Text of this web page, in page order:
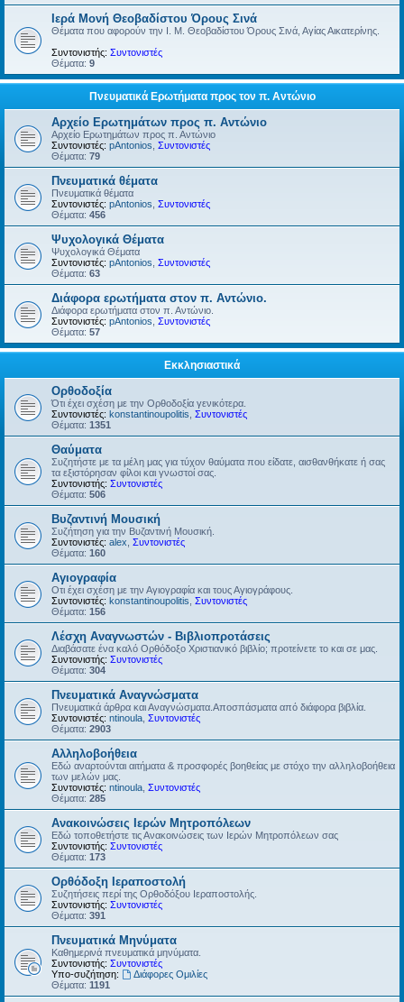
Ιερά Μονή Θεοβαδίστου Όρους Σινά
Θέματα που αφορούν την Ι. Μ. Θεοβαδίστου Όρους Σινά, Αγίας Αικατερίνης.
Συντονιστής: Συντονιστές
Θέματα: 9
Πνευματικά Ερωτήματα προς τον π. Αντώνιο
Αρχείο Ερωτημάτων προς π. Αντώνιο
Αρχείο Ερωτημάτων προς π. Αντώνιο
Συντονιστές: pAntonios Συντονιστές
Θέματα: 79
Πνευματικά θέματα
Πνευματικά θέματα
Συντονιστές: pAntonios Συντονιστές
Θέματα: 456
Ψυχολογικά Θέματα
Ψυχολογικά Θέματα
Συντονιστές: pAntonios Συντονιστές
Θέματα: 63
Διάφορα ερωτήματα στον π. Αντώνιο.
Διάφορα ερωτήματα στον π. Αντώνιο.
Συντονιστές: pAntonios Συντονιστές
Θέματα: 57
Εκκλησιαστικά
Ορθοδοξία
Ότι έχει σχέση με την Ορθοδοξία γενικότερα.
Συντονιστές: konstantinoupolitis Συντονιστές
Θέματα: 1351
Θαύματα
Συζητήστε με τα μέλη μας για τύχον θαύματα που είδατε, αισθανθήκατε ή σας
τα εξιστόρησαν φίλοι και γνωστοί σας.
Συντονιστής: Συντονιστές
Θέματα: 506
Βυζαντινή Μουσική
Συζήτηση για την Βυζαντινή Μουσική.
Συντονιστές: alex Συντονιστές
Θέματα: 160
Αγιογραφία
Οτι έχει σχέση με την Αγιογραφία και τους Αγιογράφους.
Συντονιστές: konstantinoupolitis Συντονιστές
Θέματα: 156
Λέσχη Αναγνωστών - Βιβλιοπροτάσεις
Διαβάσατε ένα καλό Ορθόδοξο Χριστιανικό βιβλίο; προτείνετε το και σε μας.
Συντονιστής: Συντονιστές
Θέματα: 304
Πνευματικά Αναγνώσματα
Πνευματικά άρθρα και Αναγνώσματα.Αποσπάσματα από διάφορα βιβλία.
Συντονιστές: ntinoula Συντονιστές
Θέματα: 2903
Αλληλοβοήθεια
Εδώ αναρτούνται αιτήματα & προσφορές βοηθείας με στόχο την αλληλοβοήθεια
των μελών μας.
Συντονιστές: ntinoula Συντονιστές
Θέματα: 285
Ανακοινώσεις Ιερών Μητροπόλεων
Εδώ τοποθετήστε τις Ανακοινώσεις των Ιερών Μητροπόλεων σας
Συντονιστής: Συντονιστές
Θέματα: 173
Ορθόδοξη Ιεραποστολή
Συζητήσεις περί της Ορθοδόξου Ιεραποστολής.
Συντονιστής: Συντονιστές
Θέματα: 391
Πνευματικά Μηνύματα
Καθημερινά πνευματικά μηνύματα.
Συντονιστής: Συντονιστές
Υπο-συζήτηση:
Διάφορες Ομιλίες
Θέματα: 1191